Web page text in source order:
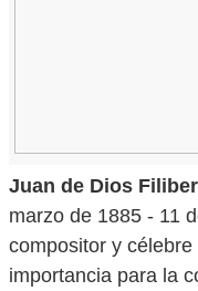
Juan de Dios
marzo de 1885 - 11
compositor y
importancia para la